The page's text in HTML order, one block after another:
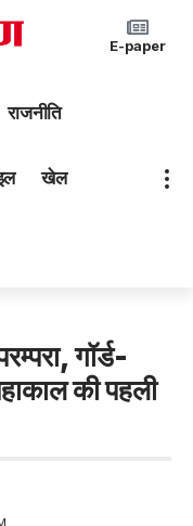
E-paper
राजनीति
खेल
गॉर्ड-
की पहली